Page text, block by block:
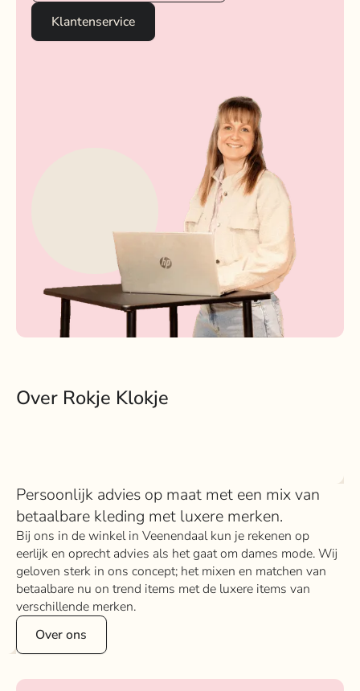
Klantenservice
Over Rokje Klokje
Persoonlijk advies op maat met een mix van
betaalbare kleding met luxere merken.
Bij ons in de winkel in Veenendaal kun je rekenen op
eerlijk en oprecht advies als het gaat om dames mode. Wij
geloven sterk in ons concept; het mixen en matchen van
betaalbare nu on trend items met de luxere items van
verschillende merken.
Over ons